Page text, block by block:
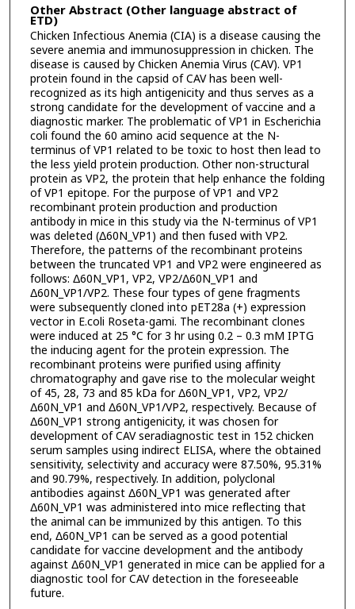
Other Abstract (Other language abstract of
ETD)
Chicken Infectious Anemia (CIA) is a disease causing the
severe anemia and immunosuppression in chicken. The
disease is caused by Chicken Anemia Virus (CAV). VP1
protein found in the capsid of CAV has been well-
recognized as its high antigenicity and thus serves as a
strong candidate for the development of vaccine and a
diagnostic marker. The problematic of VP1 in Escherichia
coli found the 60 amino acid sequence at the N-
terminus of VP1 related to be toxic to host then lead to
the less yield protein production. Other non-structural
protein as VP2, the protein that help enhance the folding
of VP1 epitope. For the purpose of VP1 and VP2
recombinant protein production and production
antibody in mice in this study via the N-terminus of VP1
was deleted (Δ60N_VP1) and then fused with VP2.
Therefore, the patterns of the recombinant proteins
between the truncated VP1 and VP2 were engineered as
follows: Δ60N_VP1, VP2, VP2/Δ60N_VP1 and
Δ60N_VP1/VP2. These four types of gene fragments
were subsequently cloned into pET28a (+) expression
vector in E.coli Roseta-gami. The recombinant clones
were induced at 25 °C for 3 hr using 0.2 – 0.3 mM IPTG
the inducing agent for the protein expression. The
recombinant proteins were purified using affinity
chromatography and gave rise to the molecular weight
of 45, 28, 73 and 85 kDa for Δ60N_VP1, VP2, VP2/
Δ60N_VP1 and Δ60N_VP1/VP2, respectively. Because of
Δ60N_VP1 strong antigenicity, it was chosen for
development of CAV seradiagnostic test in 152 chicken
serum samples using indirect ELISA, where the obtained
sensitivity, selectivity and accuracy were 87.50%, 95.31%
and 90.79%, respectively. In addition, polyclonal
antibodies against Δ60N_VP1 was generated after
Δ60N_VP1 was administered into mice reflecting that
the animal can be immunized by this antigen. To this
end, Δ60N_VP1 can be served as a good potential
candidate for vaccine development and the antibody
against Δ60N_VP1 generated in mice can be applied for a
diagnostic tool for CAV detection in the foreseeable
future.